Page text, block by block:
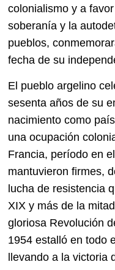
colonialismo y a
soberanía y la
pueblos,
fecha de su
El pueblo argelino
sesenta años de su
nacimiento como
una ocupación
Francia, período en
mantuvieron firmes,
lucha de resistencia
XIX y más de la
gloriosa Revolución
1954 estalló en todo
llevando a la victoria